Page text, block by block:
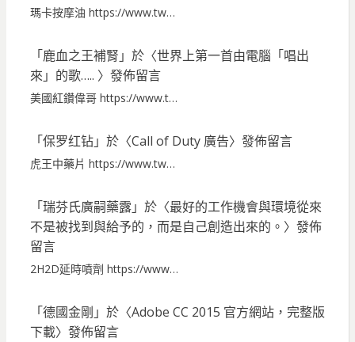
瑪卡按摩油 https://www.tw…
「鹿血之王補腎 」於〈世界上第一首由電腦「唱出
來」的歌….. 〉發佈留言
美國紅鑽偉哥 https://www.t…
「保罗红钻」於〈Call of Duty 廣告〉發佈留言
虎王中藥片 https://www.tw…
「瑞芬氏廣嗣藥露」於〈最好的工作機會與環境從來
不是被找到與給予的，而是自己創造出來的。 〉發佈
留言
2H2D延時噴劑 https://www…
「德國金剛 」於〈Adobe CC 2015 官方網站，完整版
下載〉發佈留言